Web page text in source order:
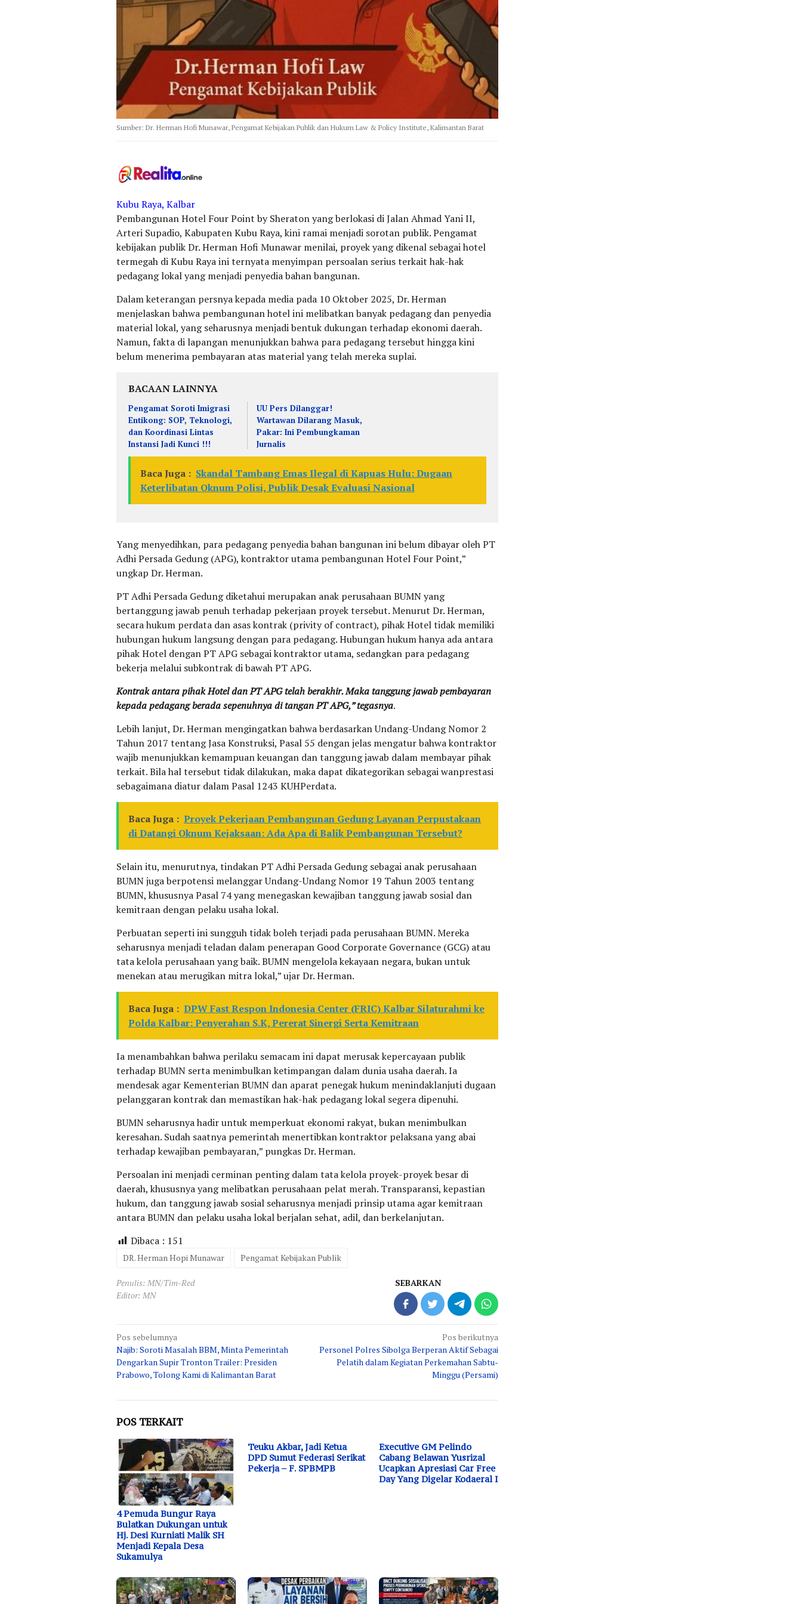
Sumber: Dr. Herman Hofi Munawar, Pengamat Kebijakan Publik dan Hukum Law & Policy Institute, Kalimantan Barat
Kubu Raya, Kalbar
Pembangunan Hotel Four Point by Sheraton yang berlokasi di Jalan Ahmad Yani II,
Arteri Supadio, Kabupaten Kubu Raya, kini ramai menjadi sorotan publik. Pengamat
kebijakan publik Dr. Herman Hofi Munawar menilai, proyek yang dikenal sebagai hotel
termegah di Kubu Raya ini ternyata menyimpan persoalan serius terkait hak-hak
pedagang lokal yang menjadi penyedia bahan bangunan.
Dalam keterangan persnya kepada media pada 10 Oktober 2025, Dr. Herman
menjelaskan bahwa pembangunan hotel ini melibatkan banyak pedagang dan penyedia
material lokal, yang seharusnya menjadi bentuk dukungan terhadap ekonomi daerah.
Namun, fakta di lapangan menunjukkan bahwa para pedagang tersebut hingga kini
belum menerima pembayaran atas material yang telah mereka suplai.
BACAAN LAINNYA
Pengamat Soroti Imigrasi
Entikong: SOP, Teknologi,
dan Koordinasi Lintas
Instansi Jadi Kunci !!!
UU Pers Dilanggar!
Wartawan Dilarang Masuk,
Pakar: Ini Pembungkaman
Jurnalis
Baca Juga : Skandal Tambang Emas Ilegal di Kapuas Hulu: Dugaan
Keterlibatan Oknum Polisi, Publik Desak Evaluasi Nasional
Yang menyedihkan, para pedagang penyedia bahan bangunan ini belum dibayar oleh PT
Adhi Persada Gedung (APG), kontraktor utama pembangunan Hotel Four Point,”
ungkap Dr. Herman.
PT Adhi Persada Gedung diketahui merupakan anak perusahaan BUMN yang
bertanggung jawab penuh terhadap pekerjaan proyek tersebut. Menurut Dr. Herman,
secara hukum perdata dan asas kontrak (privity of contract), pihak Hotel tidak memiliki
hubungan hukum langsung dengan para pedagang. Hubungan hukum hanya ada antara
pihak Hotel dengan PT APG sebagai kontraktor utama, sedangkan para pedagang
bekerja melalui subkontrak di bawah PT APG.
Kontrak antara pihak Hotel dan PT APG telah berakhir. Maka tanggung jawab pembayaran
kepada pedagang berada sepenuhnya di tangan PT APG,” tegasnya.
Lebih lanjut, Dr. Herman mengingatkan bahwa berdasarkan Undang-Undang Nomor 2
Tahun 2017 tentang Jasa Konstruksi, Pasal 55 dengan jelas mengatur bahwa kontraktor
wajib menunjukkan kemampuan keuangan dan tanggung jawab dalam membayar pihak
terkait. Bila hal tersebut tidak dilakukan, maka dapat dikategorikan sebagai wanprestasi
sebagaimana diatur dalam Pasal 1243 KUHPerdata.
Baca Juga : Proyek Pekerjaan Pembangunan Gedung Layanan Perpustakaan
di Datangi Oknum Kejaksaan: Ada Apa di Balik Pembangunan Tersebut?
Selain itu, menurutnya, tindakan PT Adhi Persada Gedung sebagai anak perusahaan
BUMN juga berpotensi melanggar Undang-Undang Nomor 19 Tahun 2003 tentang
BUMN, khususnya Pasal 74 yang menegaskan kewajiban tanggung jawab sosial dan
kemitraan dengan pelaku usaha lokal.
Perbuatan seperti ini sungguh tidak boleh terjadi pada perusahaan BUMN. Mereka
seharusnya menjadi teladan dalam penerapan Good Corporate Governance (GCG) atau
tata kelola perusahaan yang baik. BUMN mengelola kekayaan negara, bukan untuk
menekan atau merugikan mitra lokal,” ujar Dr. Herman.
Baca Juga : DPW Fast Respon Indonesia Center (FRIC) Kalbar Silaturahmi ke
Polda Kalbar: Penyerahan S.K, Pererat Sinergi Serta Kemitraan
Ia menambahkan bahwa perilaku semacam ini dapat merusak kepercayaan publik
terhadap BUMN serta menimbulkan ketimpangan dalam dunia usaha daerah. Ia
mendesak agar Kementerian BUMN dan aparat penegak hukum menindaklanjuti dugaan
pelanggaran kontrak dan memastikan hak-hak pedagang lokal segera dipenuhi.
BUMN seharusnya hadir untuk memperkuat ekonomi rakyat, bukan menimbulkan
keresahan. Sudah saatnya pemerintah menertibkan kontraktor pelaksana yang abai
terhadap kewajiban pembayaran,” pungkas Dr. Herman.
Persoalan ini menjadi cerminan penting dalam tata kelola proyek-proyek besar di
daerah, khususnya yang melibatkan perusahaan pelat merah. Transparansi, kepastian
hukum, dan tanggung jawab sosial seharusnya menjadi prinsip utama agar kemitraan
antara BUMN dan pelaku usaha lokal berjalan sehat, adil, dan berkelanjutan.
Dibaca : 151
DR. Herman Hopi Munawar Pengamat Kebijakan Publik
Penulis: MN/Tim-Red
Editor: MN
SEBARKAN
Navigasi
pos
Pos sebelumnya
Najib: Soroti Masalah BBM, Minta Pemerintah
Dengarkan Supir Tronton Trailer: Presiden
Prabowo, Tolong Kami di Kalimantan Barat
Pos berikutnya
Personel Polres Sibolga Berperan Aktif Sebagai
Pelatih dalam Kegiatan Perkemahan Sabtu-
Minggu (Persami)
POS TERKAIT
4 Pemuda Bungur Raya
Bulatkan Dukungan untuk
Hj. Desi Kurniati Malik SH
Menjadi Kepala Desa
Sukamulya
Teuku Akbar, Jadi Ketua
DPD Sumut Federasi Serikat
Pekerja – F. SPBMPB
Executive GM Pelindo
Cabang Belawan Yusrizal
Ucapkan Apresiasi Car Free
Day Yang Digelar Kodaeral I